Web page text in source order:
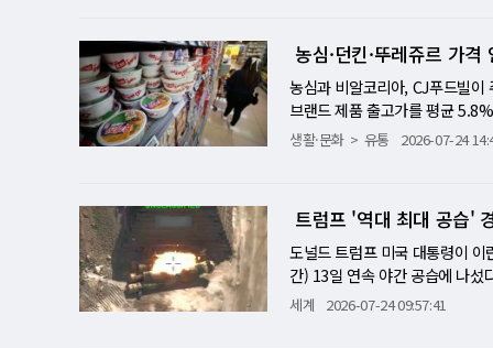
웃돈 영업이익과 메모리 가격
반도체에 지나치게 의존하고
가격 인상과 제품 고급화, 비용
결국 본업 경쟁력과 국내외 주
약 10% 증가할 것으로 예상했
평균판매단가(ASP)까지 상승
표에서 가장 눈에 띄는 부분은
자 지속 가능성을 둘러싼 논란
제 활용과 서비스 경쟁이 본격화
성능 메모리에 대한 수요는 쉽
대에 미치지 못하거나 빅테크의
업체들의 생산 확대와 글로벌
한 수요 가시성이 충분하며, 확
심은 HBM4 양산 확대와 AI 메
본사를 둔 커스프AI는 AI와 소
신소재 개발은 연구자가 수많은
장비와 인력 투입 비용도 컸다.
보를 학습한 AI가 후보 물질을
포집 효율이 뛰어난 소재처럼 목
높은 물질에 실험 역량을 집중
반도체 공정에서는 고온과 고압
소재 확보가 중요하다. 탄소중
다. 다만 AI 플랫폼을 도입하려
의미를 해석하고 실제 제조 공정
장소에서 자신도 모르게 촬영될
스마트 안경 사용이 제한됐으며,
논란을 고려해 사진이나 동영상
다. 카메라가 없는 스마트 안경
용성과 경쟁력이 크게 떨어질
타원형 모델 '스타파이어', 보급
글 글라스'의 상용화 실패를 경
하반기 출시될 예정이다. 스냅
프랑스에서 판매를 시작하겠다고
농심·던킨·뚜레쥬르 가
농심과 비알코리아, CJ푸드빌
브랜드 제품 출고가를 평균
신라면컵 등 용기면 18개 브랜
환율·고유가와 원부자재·포장
비 또 압박 먹거리 가격 인상 흐
도넛 가격을 인상한다. CJ푸드
처럼 소비자들이 일상적으로 사
달 1일부터 43개 브랜드 제품
생활·문화 유통 2026-07-24
트럼프 '역대 최대 공습'
도널드 트럼프 미국 대통령이
간) 13일 연속 야간 공습에 나섰
평가해 군사 압박 전략의 실효
세계 2026-07-24 09:57:41